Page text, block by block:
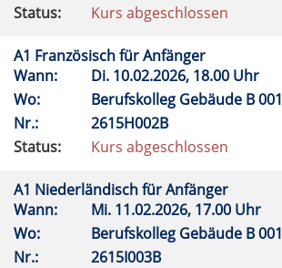
Status:
Kurs abgeschlossen
A1 Französisch für Anfänger
Wann:
Di. 10.02.2026, 18.00 Uhr
Wo:
Berufskolleg Gebäude B 001
Nr.:
2615H002B
Status:
Kurs abgeschlossen
A1 Niederländisch für Anfänger
Wann:
Mi. 11.02.2026, 17.00 Uhr
Wo:
Berufskolleg Gebäude B 001
Nr.:
2615I003B